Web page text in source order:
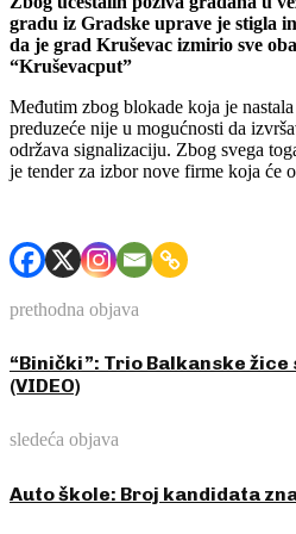
gradu iz Gradske uprave je stigla
da je grad Kruševac izmirio sve
“Kruševacput”
Međutim zbog blokade koja je
preduzeće nije u mogućnosti da
održava signalizaciju. Zbog svega
je tender za izbor nove firme koja će
prethodna objava
“Binički”: Trio Balkanske
(VIDEO)
sledeća objava
Auto škole: Broj kandidata